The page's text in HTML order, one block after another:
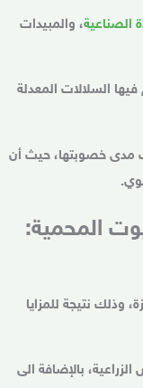
الصناعية، والمبيدات
السلالات المعدلة
مدى خصوبتها، حيث أن
المحمية:
وذلك نتيجة للمزايا
بالإضافة الى